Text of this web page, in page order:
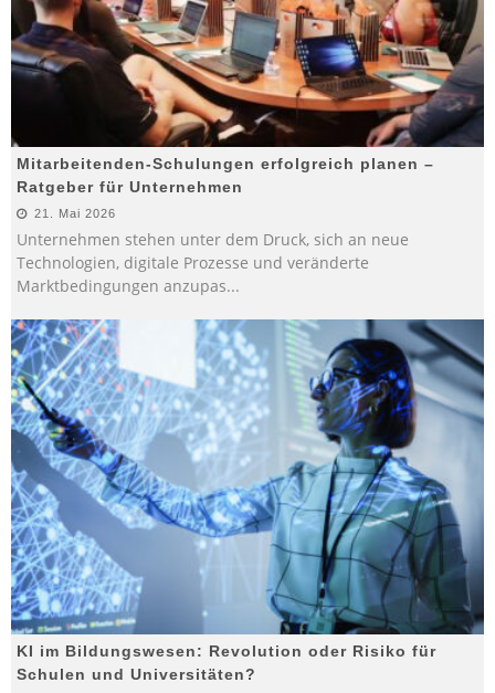
Mitarbeitenden-Schulungen erfolgreich planen –
Ratgeber für Unternehmen
21. Mai 2026
Unternehmen stehen unter dem Druck, sich an neue
Technologien, digitale Prozesse und veränderte
Marktbedingungen anzupas...
KI im Bildungswesen: Revolution oder Risiko für
Schulen und Universitäten?